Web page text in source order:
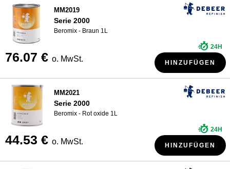
MM2019
Serie 2000
Beromix - Braun 1L
76.07 € o. MwSt.
24H
HINZUFÜGEN
MM2021
Serie 2000
Beromix - Rot oxide 1L
44.53 € o. MwSt.
24H
HINZUFÜGEN